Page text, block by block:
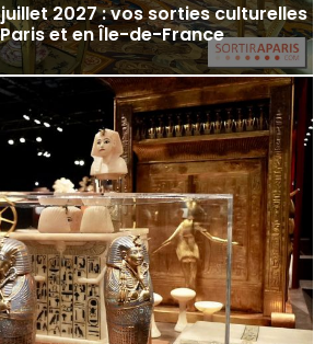
2027 : vos sorties culturelles
et en Île-de-France